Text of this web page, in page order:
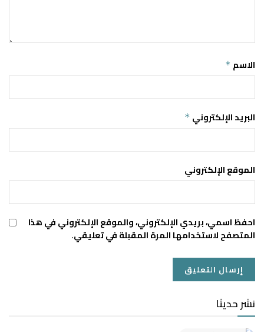
الاسم *
البريد الإلكتروني *
الموقع الإلكتروني
احفظ اسمي، بريدي الإلكتروني، والموقع الإلكتروني في هذا
المتصفح لاستخدامها المرة المقبلة في تعليقي.
نشر حديثا